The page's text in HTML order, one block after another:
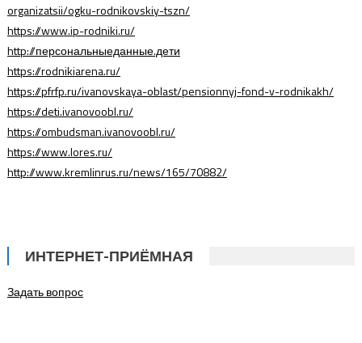
organizatsii/ogku-rodnikovskiy-tszn/
https://www.ip-rodniki.ru/
http://персональныеданные.дети
https://rodnikiarena.ru/
https://pfrfp.ru/ivanovskaya-oblast/pensionnyj-fond-v-rodnikakh/
https://deti.ivanovoobl.ru/
https://ombudsman.ivanovoobl.ru/
https://www.lores.ru/
http://www.kremlinrus.ru/news/165/70882/
ИНТЕРНЕТ-ПРИЁМНАЯ
Задать вопрос